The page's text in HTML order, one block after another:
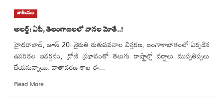
జాతీయం
అలర్ట్: ఏపీ, తెలంగాణలలో వానల మోతే..!
హైదరాబాద్, జూన్ 20: నైరుతి రుతుపవనాల విస్తరణ, బంగాళాఖాతంలో ఏర్పడిన
ఉపరితల ఆవర్తనం, ద్రోణి ప్రభావంతో తెలుగు రాష్ట్రాల్లో వర్షాలు ముప్పతిప్పలు
చేయనున్నాయి. వాతావరణ శాఖ ఈ...
Read MoreRead